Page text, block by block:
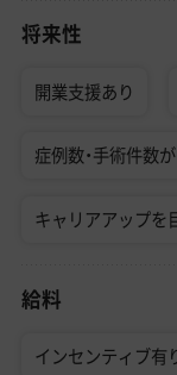
将来性
開業支援あり
症例数・手術件数
キャリアアップを
給料
インセンティブ有